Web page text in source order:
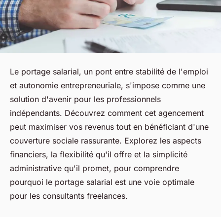
Le portage salarial, un pont entre stabilité de l'emploi
et autonomie entrepreneuriale, s'impose comme une
solution d'avenir pour les professionnels
indépendants. Découvrez comment cet agencement
peut maximiser vos revenus tout en bénéficiant d'une
couverture sociale rassurante. Explorez les aspects
financiers, la flexibilité qu'il offre et la simplicité
administrative qu'il promet, pour comprendre
pourquoi le portage salarial est une voie optimale
pour les consultants freelances.